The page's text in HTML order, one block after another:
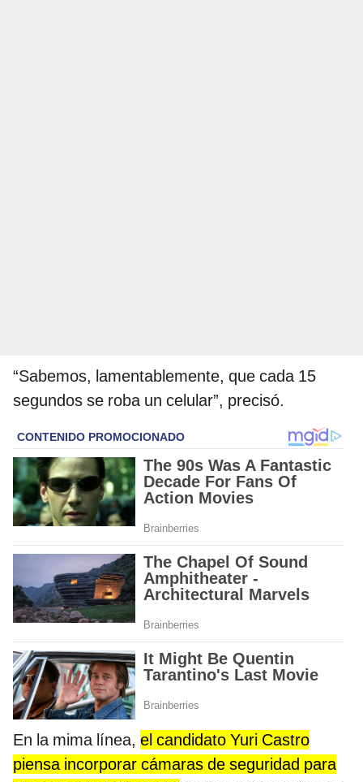
“Sabemos, lamentablemente, que cada 15
segundos se roba un celular”, precisó.
En la mima línea, el candidato Yuri Castro
piensa incorporar cámaras de seguridad para